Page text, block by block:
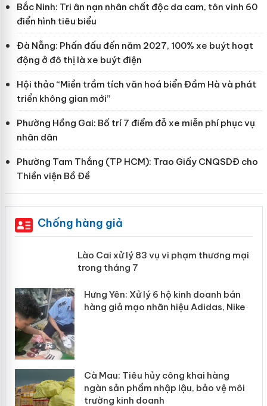
Bắc Ninh: Tri ân nạn nhân chất độc da cam, tôn vinh 60
điển hình tiêu biểu
Đà Nẵng: Phấn đấu đến năm 2027, 100% xe buýt hoạt
động ở đô thị là xe buýt điện
Hội thảo “Miền trầm tích văn hoá biển Đầm Hà và phát
triển không gian mới”
Phường Hồng Gai: Bố trí 7 điểm đỗ xe miễn phí phục vụ
nhân dân
Phường Tam Thắng (TP HCM): Trao Giấy CNQSDĐ cho
Thiền viện Bồ Đề
Chống hàng giả
Lào Cai xử lý 83 vụ vi phạm thương
mại trong tháng 7